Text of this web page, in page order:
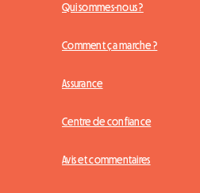
Qui sommes-nous ?
Comment ça marche ?
Assurance
Centre de confiance
Avis et commentaires